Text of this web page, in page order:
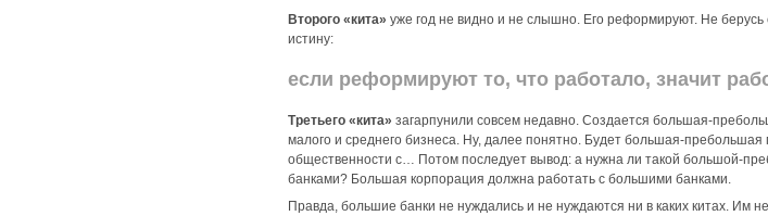
Второго «кита» уже год не видно и не слышно. Его реформируют. Не берусь
истину:
если реформируют то, что работало, значит
Третьего «кита» загарпунили совсем недавно. Создается большая-
малого и среднего бизнеса. Ну, далее понятно. Будет большая-
общественности с… Потом последует вывод: а нужна ли такой большой-
банками? Большая корпорация должна работать с большими банками.
Правда, большие банки не нуждались и не нуждаются ни в каких китах. Им